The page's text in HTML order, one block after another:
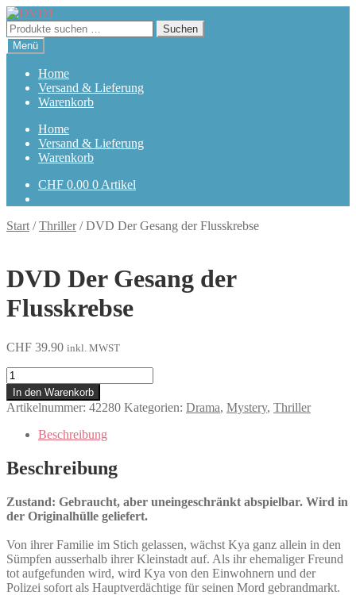
Zur
Navigation
springen
Zum
Inhalt
springen
Suchen
nach:
Suchen
Menü
Home
Versand & Lieferung
Warenkorb
Home
Versand & Lieferung
Warenkorb
CHF 0.00 0 Artikel
Start /Thriller/DVD Der Gesang der Flusskrebse
DVD Der Gesang der
Flusskrebse
CHF 39.90 inkl. MWST
Der
Gesang
der
Flusskrebse
Menge
In den Warenkorb
Artikelnummer: 42280 Kategorien: Drama, Mystery, Thriller
Beschreibung
Beschreibung
Zustand: Gebraucht, aber uneingeschränkt abspielbar. Wird in
der Originalhülle geliefert.
Von ihrer Familie im Stich gelassen, wächst Kya ganz allein in den
Sümpfen ausserhalb ihrer Kleinstadt auf. Als ihr ehemaliger Freund
tot aufgefunden wird, wird Kya von den Einwohnern und der
Polizei sofort als Hauptverdächtige für seinen Mord gebrandmarkt.